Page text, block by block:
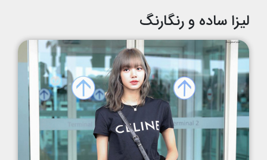
لیزا ساده و رنگارنگ